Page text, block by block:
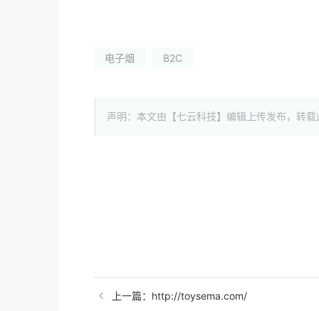
电子烟 B2C
声明：本文由【七云科技】编辑上传发布，转
上一篇：http://toysema.com/